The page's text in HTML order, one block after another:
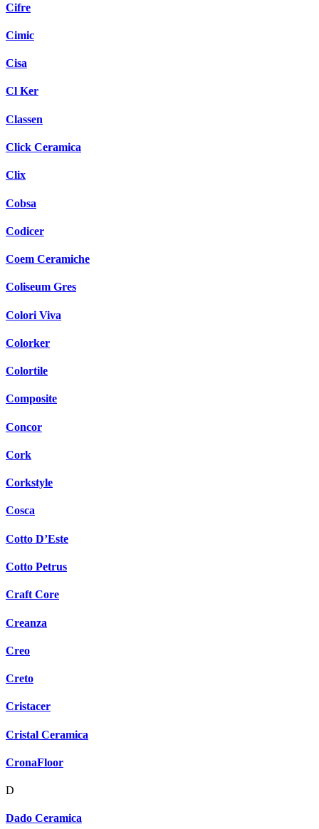
Cifre
Cimic
Cisa
Cl Ker
Classen
Click Ceramica
Clix
Cobsa
Codicer
Coem Ceramiche
Coliseum Gres
Colori Viva
Colorker
Colortile
Composite
Concor
Cork
Corkstyle
Cosca
Cotto D’Este
Cotto Petrus
Craft Core
Creanza
Creo
Creto
Cristacer
Cristal Ceramica
CronaFloor
D
Dado Ceramica